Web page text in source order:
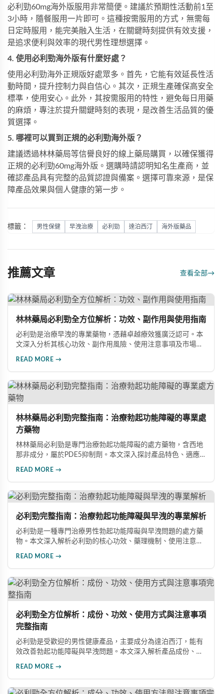
必利勁60mg海外版服用非常簡便。建議於預期性活動前1至
3小時，隨餐服用一片即可。這種按需服用的方式，無需每
日定時服用，能完美融入生活，在關鍵時刻提供有效支援，
是追求便利與效率的現代男性理想選擇。
4. 使用必利勁海外版有什麼好處？
使用必利勁海外正規版好處眾多。首先，它能有效延長性活
動時間，提升控制力與自信心。其次，正規生產確保高安全
標準，使用安心。此外，其按需服用的特性，避免每日用藥
的麻煩，專注於提升關鍵時刻的表現，是改善生活品質的優
質選擇。
5. 哪裡可以買到正規的必利勁海外版？
建議透過林林藥局等信譽良好的線上藥局購買，以確保獲得
正規的必利勁60mg海外版。選購時請認明知名生產商，並
確認產品具有完整的品質認證與備案。選擇可靠來源，是保
障產品效果與個人健康的第一步。
標籤： 男性保健 早洩治療 必利勁 達泊西汀 海外版藥品
推薦文章 查看全部→
林林藥局必利勁全方位解析：功效、副作用與使用指南
必利勁是治療早洩的專業藥物，憑藉卓越療效獲廣泛認可。本
文深入分析其核心功效、副作用風險、使用注意事項及市場發
READ MORE →
林林藥局必利勁完整指南：治療勃起功能障礙的專業處
方藥物
林林藥局必利勁是專門治療勃起功能障礙的處方藥物，含西地
那非成分，屬於PDE5抑制劑。本文深入探討產品特色、適應
事項。
READ MORE →
必利勁完整指南：治療勃起功能障礙與早洩的專業解析
必利勁是一種專門治療男性勃起功能障礙與早洩問題的處方藥
物。本文深入解析必利勁的核心功效、藥理機制、使用注意事
READ MORE →
必利勁全方位解析：成份、功效、使用方式與注意事項
完整指南
必利勁是受歡迎的男性健康產品，主要成分為達泊西汀，能有
效改善勃起功能障礙與早洩問題。本文深入解析產品成份、功
READ MORE →